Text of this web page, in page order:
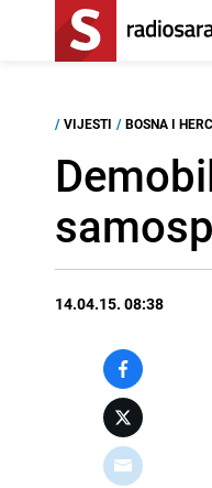
/ VIJESTI / BOSNA I
14.04.15. 08:38